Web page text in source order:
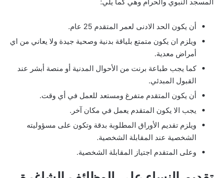
أن يكون الحد الادنى لعمر المتقدم 25 عام.
ويلزم ان يكون متمتع بلياقة بدنية وصحية جيدة ولا يعاني من اي
أمراض معدية.
كما يجب طباعة برنت من الأحوال المدنية أو منصة أبشر عند
القبول المبدئي.
أن يكون المتقدم متفرغ ومستعد للعمل في أي وقت.
يجب الا يكون المتقدم يعمل في مكان آخر.
ويلزم تقديم الأوراق المطلوبة بدقة وتكون على مسؤوليته
الشخصية عند المقابلة الشخصية.
وعلى المتقدم اجتياز المقابلة الشخصية.